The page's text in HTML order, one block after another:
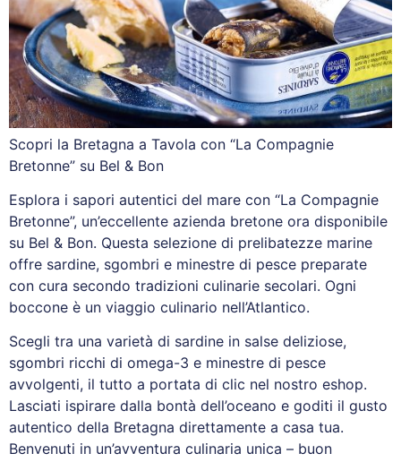
Scopri la Bretagna a Tavola con “La Compagnie
Bretonne” su Bel & Bon
Esplora i sapori autentici del mare con “La Compagnie
Bretonne”, un’eccellente azienda bretone ora disponibile
su Bel & Bon. Questa selezione di prelibatezze marine
offre sardine, sgombri e minestre di pesce preparate
con cura secondo tradizioni culinarie secolari. Ogni
boccone è un viaggio culinario nell’Atlantico.
Scegli tra una varietà di sardine in salse deliziose,
sgombri ricchi di omega-3 e minestre di pesce
avvolgenti, il tutto a portata di clic nel nostro eshop.
Lasciati ispirare dalla bontà dell’oceano e goditi il gusto
autentico della Bretagna direttamente a casa tua.
Benvenuti in un’avventura culinaria unica – buon